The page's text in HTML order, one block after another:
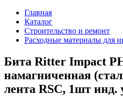
Главная
Каталог
Строительство и ремонт
Расходные материалы для
Бита Ritter Impact
намагниченная
лента RSC, 1шт инд.